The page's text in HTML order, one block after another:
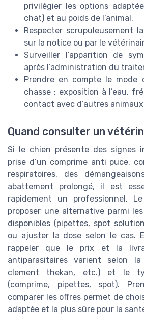
privilégier les options
chat) et au poids de l’animal.
Respecter scrupuleusement
sur la notice ou par le
Surveiller l’apparition de
après l’administration du
Prendre en compte le
chasse : exposition à l’eau,
contact avec d’autres
Quand consulter un
Si le chien présente des signes
prise d’un comprime anti puce,
respiratoires, des
abattement prolongé, il est
rapidement un professionnel.
proposer une alternative parmi
disponibles (pipettes, spot
ou ajuster la dose selon le cas.
rappeler que le prix et la
antiparasitaires varient selon
clement thekan, etc.) et le
(comprime, pipettes, spot).
comparer les offres permet de
adaptée et la plus sûre pour la